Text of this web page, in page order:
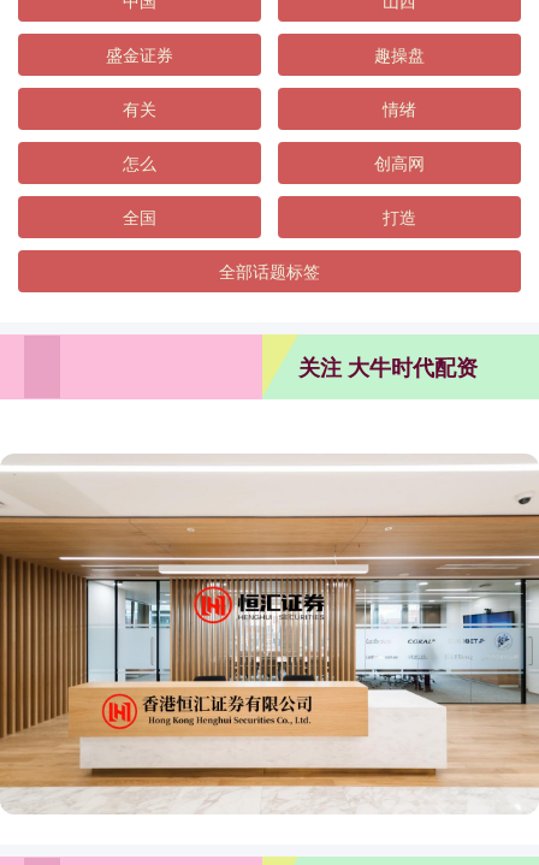
盛金证券 趣操盘
有关 情绪
怎么 创高网
全国 打造
全部话题标签
关注 大牛时代配资